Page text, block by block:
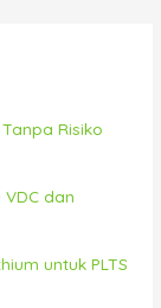
Risiko
VDC dan
untuk PLTS